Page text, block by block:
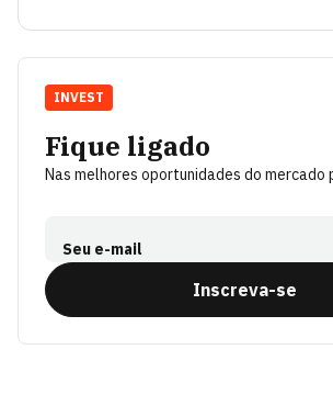
Fique ligado
Nas melhores oportunidades do mercado
Seu e-mail
Inscreva-se
INVEST